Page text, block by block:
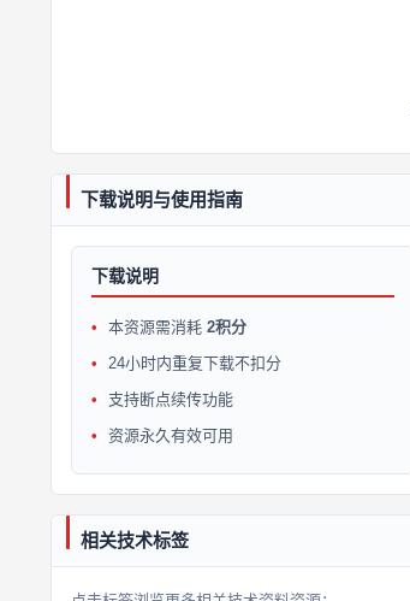
下载说明与使用指南
下载说明
本资源需消耗 2积分
24小时内重复下载不扣分
支持断点续传功能
资源永久有效可用
相关技术标签